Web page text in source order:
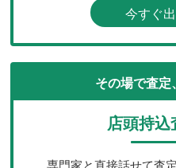
今すぐ
その場で査
店頭持込
専門家と直接話せて査